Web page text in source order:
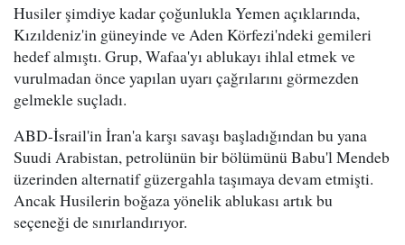
Husiler şimdiye kadar çoğunlukla Yemen açıklarında,
Kızıldeniz'in güneyinde ve Aden Körfezi'ndeki gemileri
hedef almıştı. Grup, Wafaa'yı ablukayı ihlal etmek ve
vurulmadan önce yapılan uyarı çağrılarını görmezden
gelmekle suçladı.
ABD-İsrail'in İran'a karşı savaşı başladığından bu yana
Suudi Arabistan, petrolünün bir bölümünü Babu'l Mendeb
üzerinden alternatif güzergahla taşımaya devam etmişti.
Ancak Husilerin boğaza yönelik ablukası artık bu
seçeneği de sınırlandırıyor.